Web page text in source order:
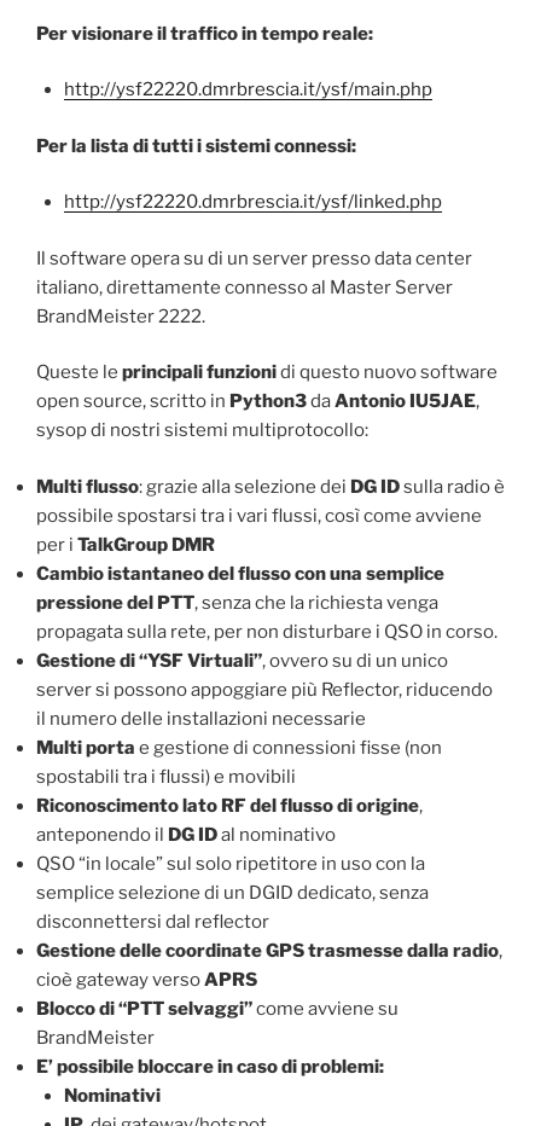
Per visionare il traffico in tempo reale:
http://ysf22220.dmrbrescia.it/ysf/main.php
Per la lista di tutti i sistemi connessi:
http://ysf22220.dmrbrescia.it/ysf/linked.php
Il software opera su di un server presso data center
italiano, direttamente connesso al Master Server
BrandMeister 2222.
Queste le principali funzionidi questo nuovo software
open source, scritto in Python3daAntonio IU5JAE,
sysop di nostri sistemi multiprotocollo:
Multi flusso: grazie alla selezione dei DG IDsulla radio è
possibile spostarsi tra i vari flussi, così come avviene
per i TalkGroup DMR
Cambio istantaneo del flusso con una semplice
pressione del PTT, senza che la richiesta venga
propagata sulla rete, per non disturbare i QSO in corso.
Gestione di “YSF Virtuali”, ovvero su di un unico
server si possono appoggiare più Reflector, riducendo
il numero delle installazioni necessarie
Multi porta e gestione di connessioni fisse (non
spostabili tra i flussi) e movibili
Riconoscimento lato RF del flusso di origine,
anteponendo il DG IDal nominativo
QSO “in locale” sul solo ripetitore in uso con la
semplice selezione di un DGID dedicato, senza
disconnettersi dal reflector
Gestione delle coordinate GPS trasmesse dalla radio,
cioè gateway versoAPRS
Blocco di “PTT selvaggi”come avviene su
BrandMeister
E’ possibile bloccare in caso di problemi:
Nominativi